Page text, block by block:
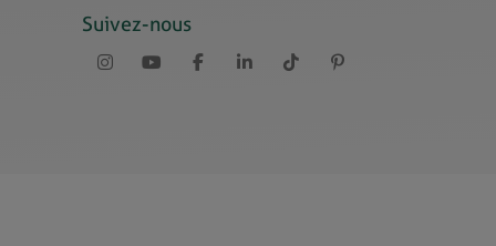
Suivez-nous